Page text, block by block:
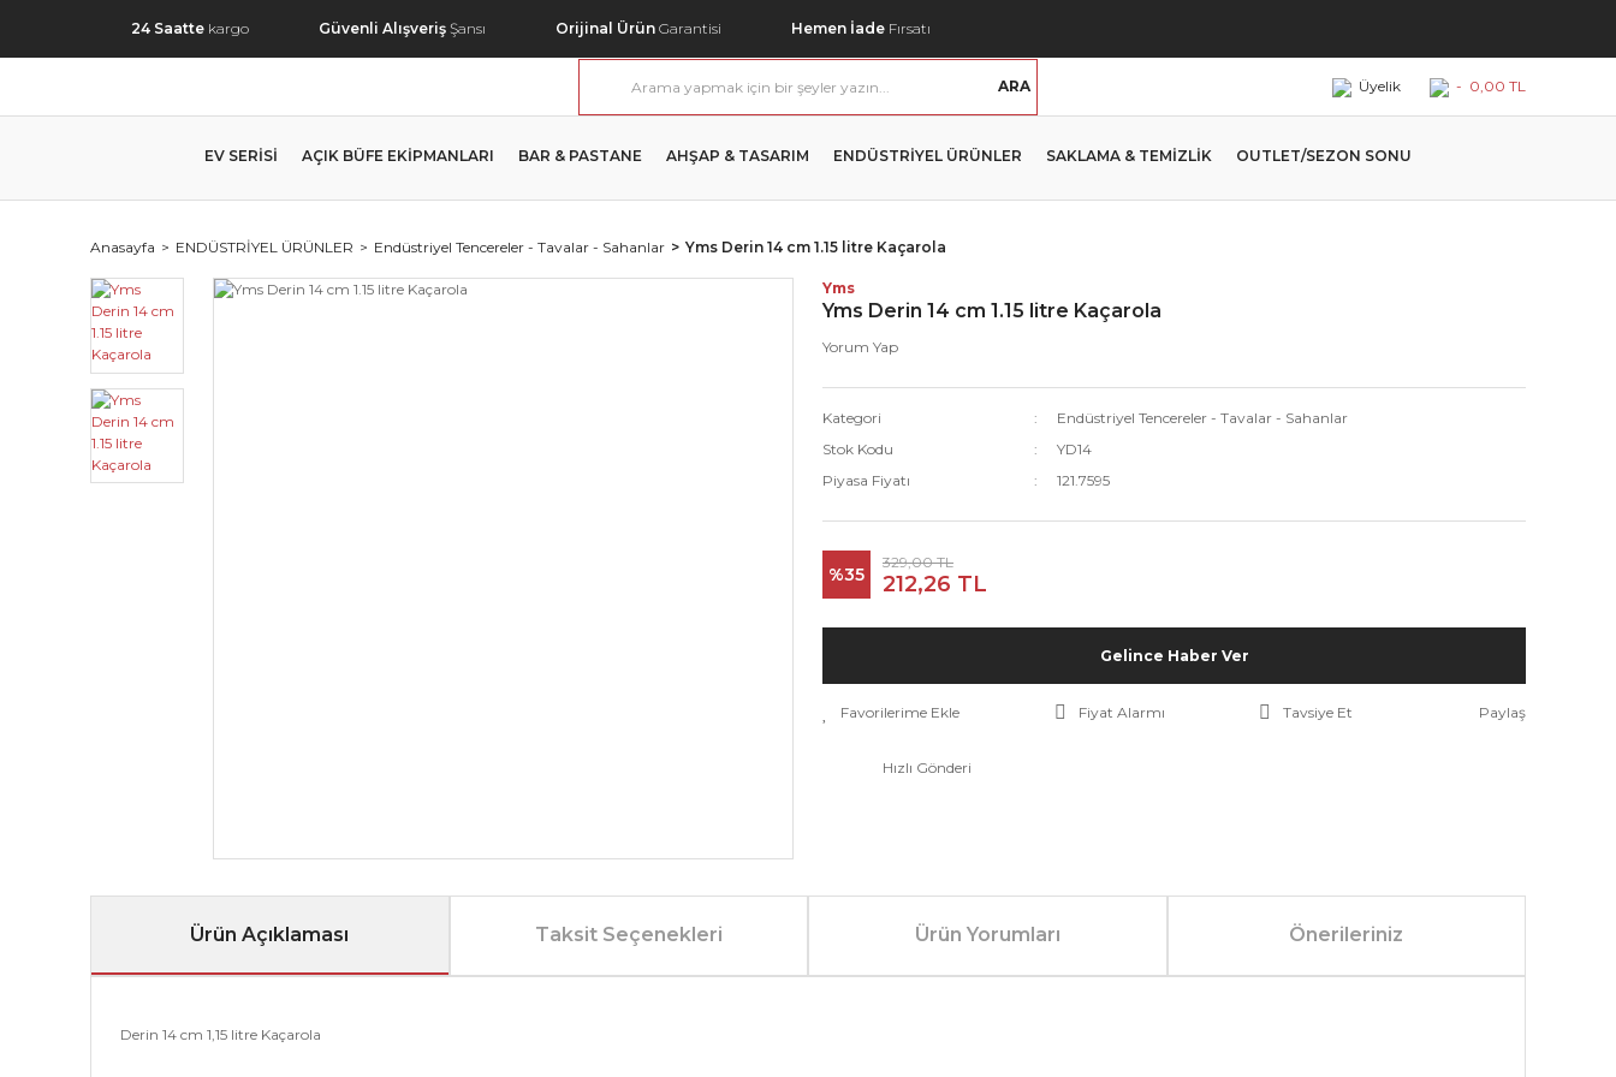
24 Saatte kargo Güvenli Alışveriş Şansı Orijinal Ürün Garantisi Hemen İade Fırsatı
ARA Üyelik - 0,00 TL
EV SERİSİ AÇIK BÜFE EKİPMANLARI BAR & PASTANE AHŞAP & TASARIM ENDÜSTRİYEL ÜRÜNLER SAKLAMA & TEMİZLİK OUTLET/SEZON SONU
Anasayfa ENDÜSTRİYEL ÜRÜNLER Endüstriyel Tencereler - Tavalar - Sahanlar Yms Derin 14 cm 1.15 litre Kaçarola
Yms
Yms Derin 14 cm 1.15 litre Kaçarola
Yorum Yap
Kategori
Endüstriyel Tencereler - Tavalar - Sahanlar
Stok Kodu
YD14
Piyasa Fiyatı
121.7595
%35
329,00 TL
212,26 TL
Gelince Haber Ver
Fiyat Alarmı Tavsiye Et Paylaş
Hızlı Gönderi
Ürün Açıklaması Taksit Seçenekleri Ürün Yorumları Önerileriniz
Derin 14 cm 1,15 litre Kaçarola